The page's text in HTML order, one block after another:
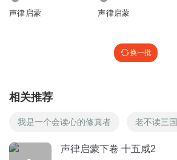
声律启蒙 声律启蒙
换一批
相关推荐
我是一个会读心的修真者 老不读三国
声律启蒙下卷 十五咸2